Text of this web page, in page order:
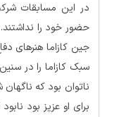
در این مسابقات
جین کازاما هنرهای
سبک کازاما را در
ناتوان بود که
برای او عزیز بود